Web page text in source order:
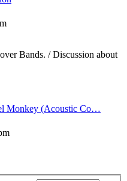
Bands. / Discussion about
Monkey (Acoustic Co…